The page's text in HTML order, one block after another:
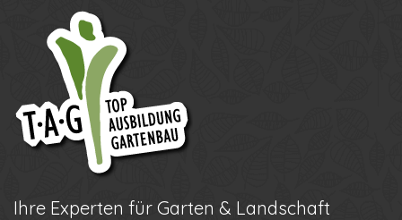
Ihre Experten für Garten & Landschaft